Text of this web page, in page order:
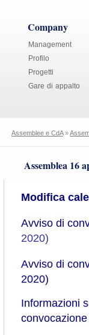
Company
Management
Profilo
Progetti
Gare di appalto
Assemblee e CdA»
Assemblea 16
Modifica
Avviso di
2020)
Avviso di
2020)
Informazioni